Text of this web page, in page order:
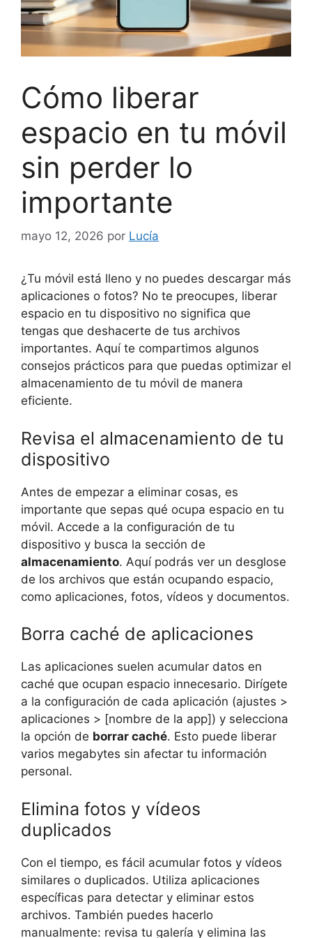
Cómo liberar
espacio en tu móvil
sin perder lo
importante
mayo 12, 2026 por Lucía
¿Tu móvil está lleno y no puedes descargar más
aplicaciones o fotos? No te preocupes, liberar
espacio en tu dispositivo no significa que
tengas que deshacerte de tus archivos
importantes. Aquí te compartimos algunos
consejos prácticos para que puedas optimizar el
almacenamiento de tu móvil de manera
eficiente.
Revisa el almacenamiento de tu
dispositivo
Antes de empezar a eliminar cosas, es
importante que sepas qué ocupa espacio en tu
móvil. Accede a la configuración de tu
dispositivo y busca la sección de
almacenamiento. Aquí podrás ver un desglose
de los archivos que están ocupando espacio,
como aplicaciones, fotos, vídeos y documentos.
Borra caché de aplicaciones
Las aplicaciones suelen acumular datos en
caché que ocupan espacio innecesario. Dirígete
a la configuración de cada aplicación (ajustes >
aplicaciones > [nombre de la app]) y selecciona
la opción de borrar caché. Esto puede liberar
varios megabytes sin afectar tu información
personal.
Elimina fotos y vídeos
duplicados
Con el tiempo, es fácil acumular fotos y vídeos
similares o duplicados. Utiliza aplicaciones
específicas para detectar y eliminar estos
archivos. También puedes hacerlo
manualmente: revisa tu galería y elimina las